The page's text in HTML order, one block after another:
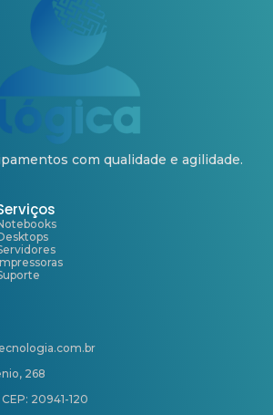
com qualidade e agilidade.
268
20941-120